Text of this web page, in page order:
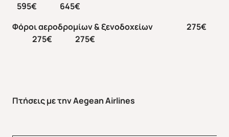
595€ 645€
Φόροι αεροδρομίων & ξενοδοχείων 275€
275€ 275€
Πτήσεις με τηνAegeanAirlines